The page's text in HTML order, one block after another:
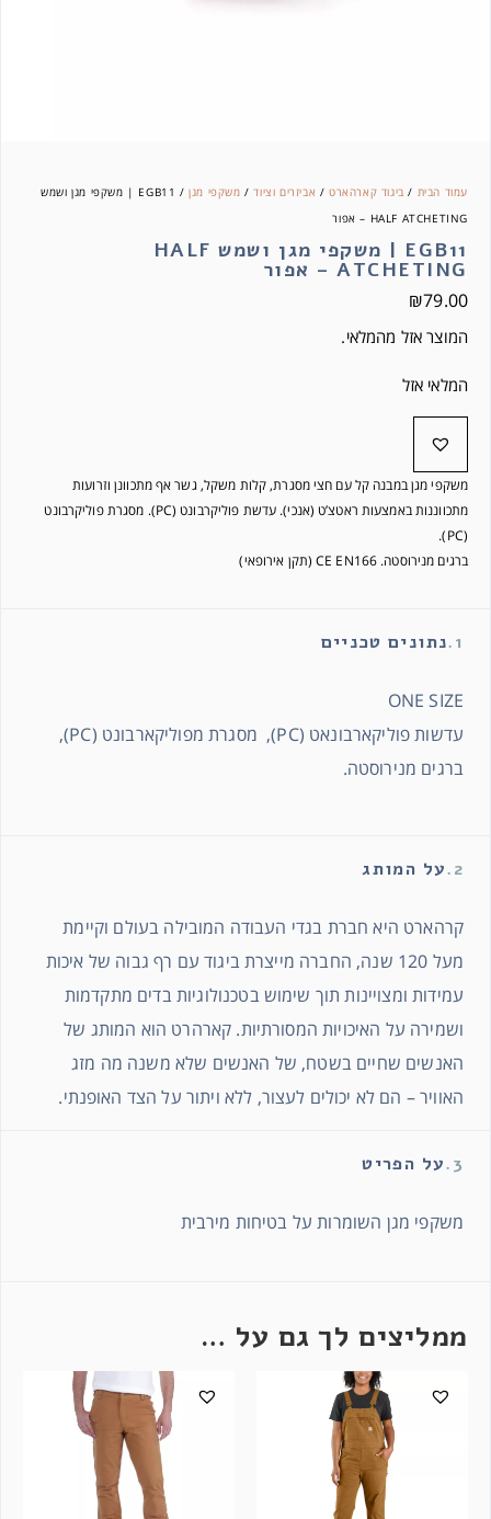
עמוד הבית / ביגוד קארהארט / אביזרים וציוד/ משקפי מגן
/ EGB11 | משקפי מגן ושמש
HALF ATCHETING – אפור
EGB11 | משקפי מגן ושמש HALF
ATCHETING – אפור
₪79.00
המוצר אזל מהמלאי.
המלאי אזל
משקפי מגן במבנה קל עם חצי מסגרת, קלות משקל, גשר אף מתכוונן וזרועות
מתכווננות באמצעות ראטצ’ט (אנכי). עדשת פוליקרבונט (PC). מסגרת פוליקרבונט
(PC).
ברגים מנירוסטה. CE EN166 (תקן אירופאי)
1. נתונים טכניים
ONE SIZE
עדשות פוליקארבונאט (PC), מסגרת מפוליקארבונט (PC),
ברגים מנירוסטה.
2. על המותג
קרהארט היא חברת בגדי העבודה המובילה בעולם וקיימת
מעל 120 שנה, החברה מייצרת ביגוד עם רף גבוה של איכות
עמידות ומצויינות תוך שימוש בטכנולוגיות בדים מתקדמות
ושמירה על האיכויות המסורתיות. קארהרט הוא המותג של
האנשים שחיים בשטח, של האנשים שלא משנה מה מזג
האוויר – הם לא יכולים לעצור, ללא ויתור על הצד האופנתי.
3. על הפריט
משקפי מגן השומרות על בטיחות מירבית
ממליצים לך גם על …